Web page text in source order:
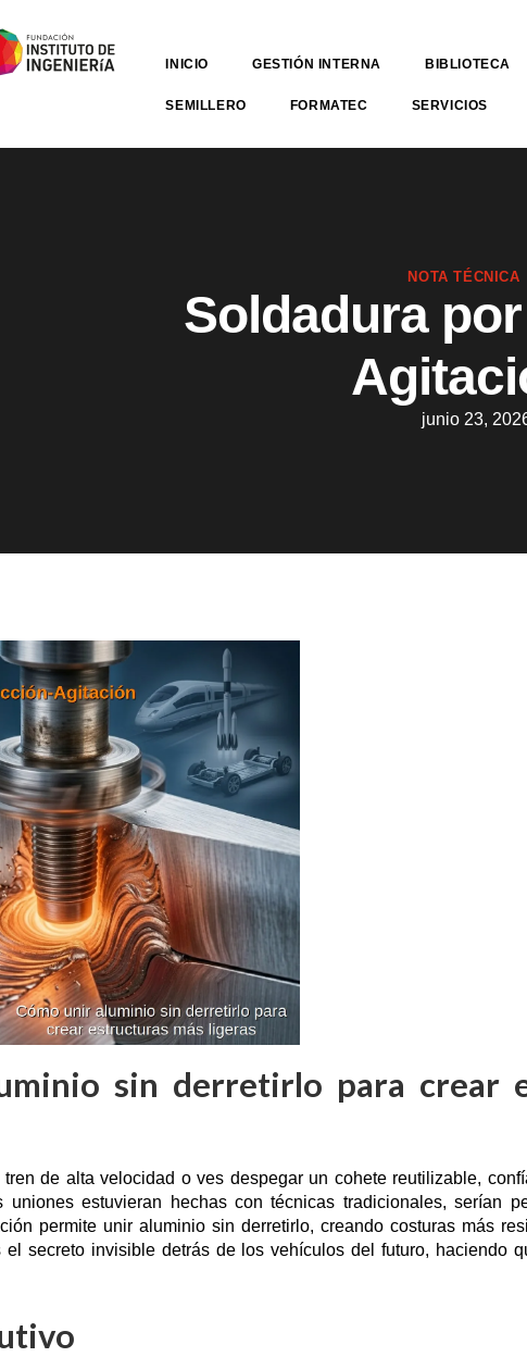
INICIO GESTIÓN INTERNA BIBLIOTECA
SEMILLERO FORMATEC SERVICIOS
NOTA TÉCNICA
Soldadura
junio 23,
sin derretirlo para crear
de alta velocidad o ves despegar un cohete reutilizable,
uniones estuvieran hechas con técnicas tradicionales, serían
permite unir aluminio sin derretirlo, creando costuras más
secreto invisible detrás de los vehículos del futuro, haciendo